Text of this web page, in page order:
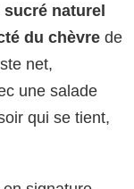
sucré naturel
du chèvre de
net,
une salade
qui se tient,